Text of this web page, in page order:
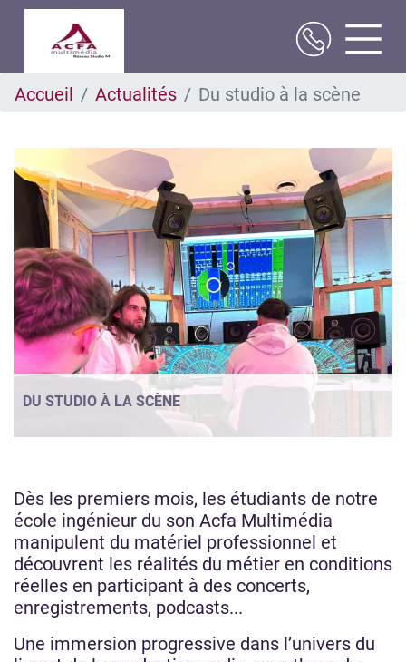
auAccueil Actualités Du studio à la scène
DU STUDIO À LA SCÈNE
Dès les premiers mois, les étudiants de notre
école ingénieur du son Acfa Multimédia
manipulent du matériel professionnel et
découvrent les réalités du métier en conditions
réelles en participant à des concerts,
enregistrements, podcasts...
Une immersion progressive dans l’univers du